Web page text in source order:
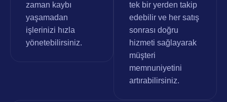
zaman kaybı
yaşamadan
işlerinizi hızla
yönetebilirsiniz.
tek bir yerden takip
edebilir ve her satış
sonrası doğru
hizmeti sağlayarak
müşteri
memnuniyetini
artırabilirsiniz.